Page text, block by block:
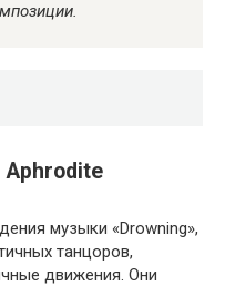
Aphrodite
музыки «Drowning»,
танцоров,
движения. Они